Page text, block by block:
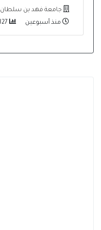
جامعة فهد بن سلطان
منذ أسبوعين